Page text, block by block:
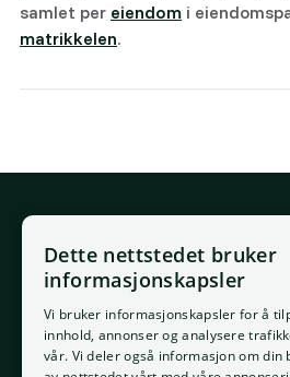
samlet per eiendom i
matrikkelen.
E-post
support@placepoint.no
Selskapet
Hjem
Om oss
Ansatte
Forstå
Finne
Finn
Dette nettstedet bruker
informasjonskapsler
Vi bruker informasjonskapsler for å
innhold, annonser og analysere
vår. Vi deler også informasjon om din